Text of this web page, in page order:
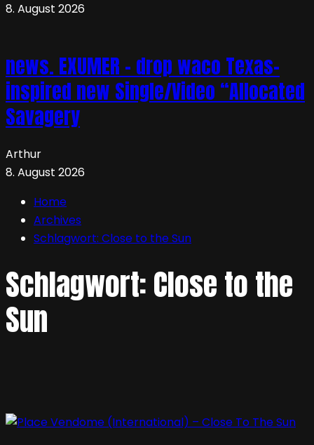
8. August 2026
news. EXUMER – drop waco Texas-
inspired new Single/Video “Allocated
Savagery
Arthur
8. August 2026
Home
Archives
Schlagwort: Close to the Sun
Schlagwort:Close to the
Sun